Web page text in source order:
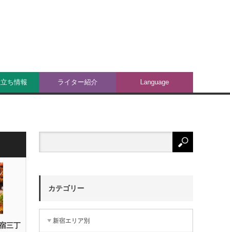
ち情報 ライター紹介 Language
三丁
カテゴリー
新宿エリア別